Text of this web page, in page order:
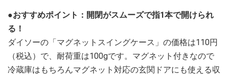
●おすすめポイント：開閉がスムーズで指1本で開けられ
る！
ダイソーの「マグネットスイングケース」の価格は110円
（税込）で、耐荷重は100gです。マグネット付きなので
冷蔵庫はもちろんマグネット対応の玄関ドアにも使える収